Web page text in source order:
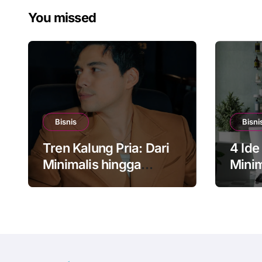
You missed
Bisnis
Tren Kalung Pria: Dari
Minimalis hingga
Luxury Look
4